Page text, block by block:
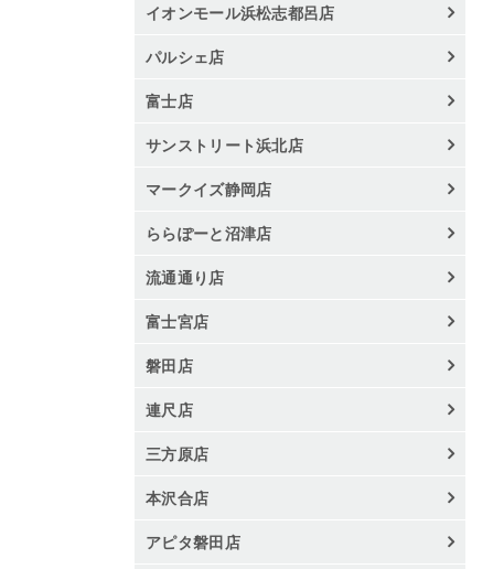
イオンモール浜松志都呂店
パルシェ店
富士店
サンストリート浜北店
マークイズ静岡店
ららぽーと沼津店
流通通り店
富士宮店
磐田店
連尺店
三方原店
本沢合店
アピタ磐田店